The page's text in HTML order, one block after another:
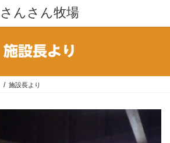
さんさん牧場
施設長より
施設長より